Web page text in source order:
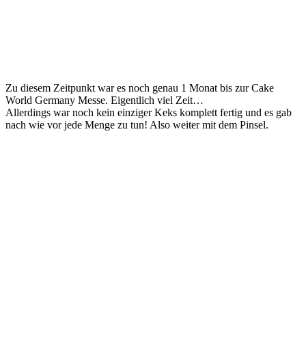
Zu diesem Zeitpunkt war es noch genau 1 Monat bis zur Cake
World Germany Messe. Eigentlich viel Zeit…
Allerdings war noch kein einziger Keks komplett fertig und es gab
nach wie vor jede Menge zu tun! Also weiter mit dem Pinsel.